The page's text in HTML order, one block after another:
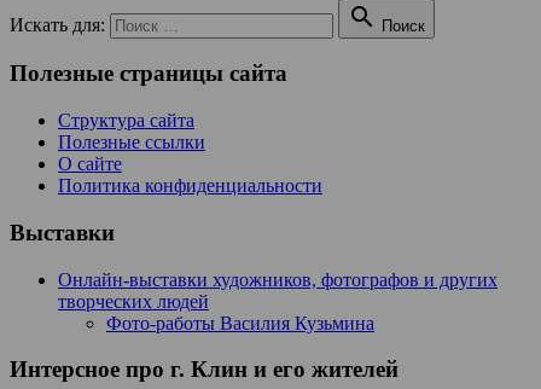
Искать для:  Поиск
Полезные страницы сайта
Структура сайта
Полезные ссылки
О сайте
Политика конфиденциальности
Выставки
Онлайн-выставки художников, фотографов и других
творческих людей
Фото-работы Василия Кузьмина
Интерсное про г. Клин и его жителей